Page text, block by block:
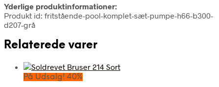
Yderlige produktinformationer:
Produkt id: fritstående-pool-komplet-sæt-pumpe-h66-b300-
d207-grå
Relaterede varer
På Udsalg! 40%